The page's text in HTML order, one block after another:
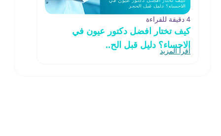
4 دقيقة للقراءة
كيف تختار افضل دكتور عيون في
الاحساء؟ دليل قبل الح..
اقرأ المزيد